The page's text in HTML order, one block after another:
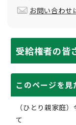
お問い合わせ
受給権者の皆
このページを
（ひとり親家庭
て